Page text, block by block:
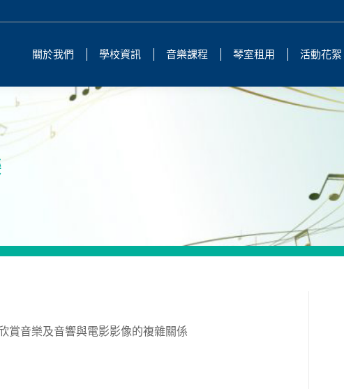
關於我們 學校資訊 音樂課程 琴室租用 活動花絮
賞音樂及音響與電影影像的複雜關係